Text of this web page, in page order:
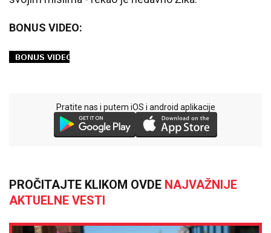
BONUS VIDEO:
Pratite nas i putem iOS i android aplikacije
PROČITAJTE KLIKOM OVDE NAJVAŽNIJE
AKTUELNE VESTI